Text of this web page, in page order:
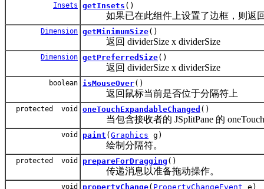
Insets getInsets ()
如果已在此组件上设置了边框，则返回
Dimension getMinimumSize()
返回 dividerSize x dividerSize
Dimension getPreferredSize()
返回 dividerSize x dividerSize
boolean isMouseOver()
返回鼠标当前是否位于分隔符上
protected void oneTouchExpandableChanged ()
当包含接收者的 JSplitPane 的
void paint ( Graphics g)
绘制分隔符。
protected void prepareForDragging ()
传递消息以准备拖动操作。
void propertyChange( PropertyChangeEvent e)